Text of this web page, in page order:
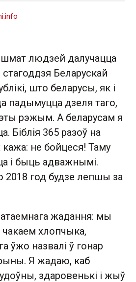
людзей далучацца
Беларускай
што беларусы, як і
падымуцца дзеля таго,
рэжым. А беларусам я
Біблія 365 разоў на
кажа: не бойцеся! Таму
і быць адважнымі.
год будзе лепшы за
жадання: мы
хлопчыка,
ўжо назвалі ў гонар
Я жадаю, каб
здаровенькі і жыў